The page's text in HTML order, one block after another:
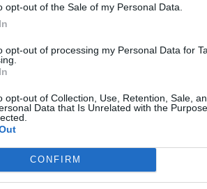
opt-out of the Sale of my Personal Data.
opt-out of processing my Personal Data for
opt-out of Collection, Use, Retention, Sale,
Data that Is Unrelated with the
CONFIRM
''Bergamo''. Δεν καταφέρνει να
στόχο.
ο Τζον Ρόβε σουτάρει...δεν καταφέρνει